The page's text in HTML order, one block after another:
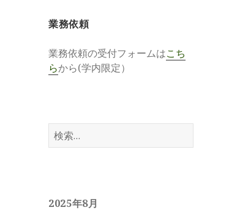
業務依頼
業務依頼の受付フォームはこち
らから(学内限定）
検
索:
2025年8月